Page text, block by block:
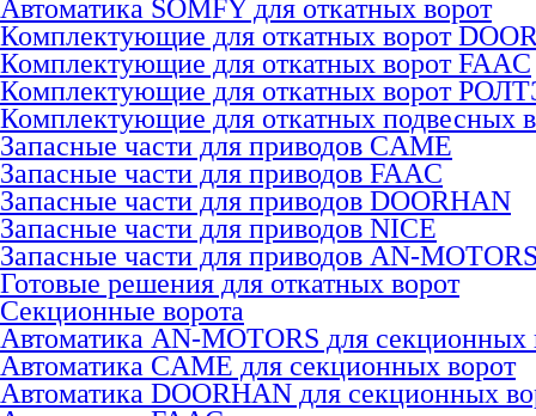
Автоматика SOMFY для откатных ворот
Комплектующие для откатных ворот
Комплектующие для откатных ворот FAAC
Комплектующие для откатных ворот
Комплектующие для откатных подвесных
Запасные части для приводов CAME
Запасные части для приводов FAAC
Запасные части для приводов DOORHAN
Запасные части для приводов NICE
Запасные части для приводов AN-
Готовые решения для откатных ворот
Секционные ворота
Автоматика AN-MOTORS для секционных
Автоматика CAME для секционных ворот
Автоматика DOORHAN для секционных